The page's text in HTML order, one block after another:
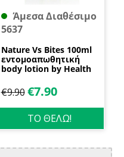
Άμεσα Διαθέσιμο
5637
Nature Vs Bites 100ml
εντομοαπωθητική
body lotion by Health
€9.90 €7.90
ΤΟ ΘΕΛΩ!